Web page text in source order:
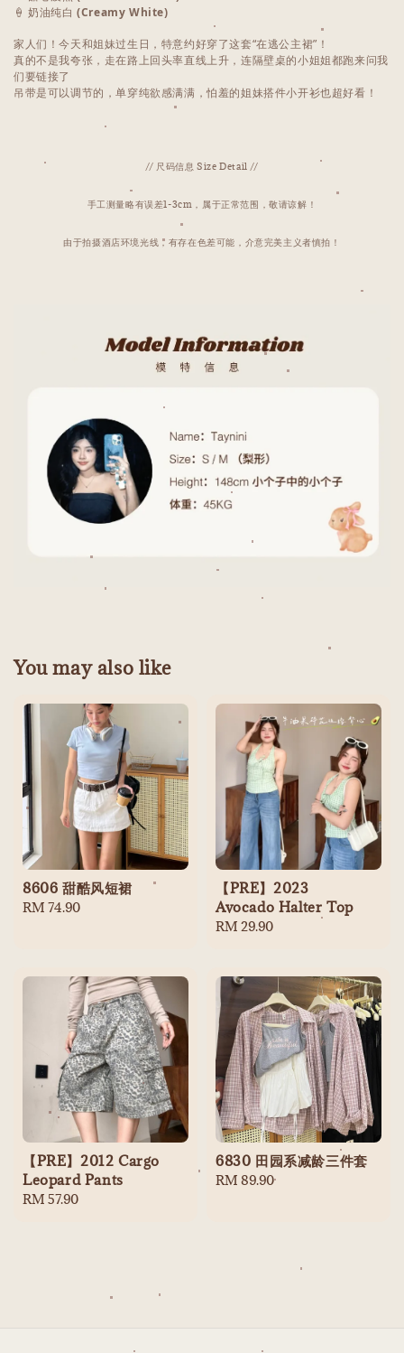
🍦 奶油纯白 (Creamy White)
家人们！今天和姐妹过生日，特意约好穿了这套“在逃公主裙”！
真的不是我夸张，走在路上回头率直线上升，连隔壁桌的小姐姐都跑来问我
们要链接了
吊带是可以调节的，单穿纯欲感满满，怕羞的姐妹搭件小开衫也超好看！
// 尺码信息 Size Detail //
手工测量略有误差1-3cm，属于正常范围，敬请谅解！
由于拍摄酒店环境光线，有存在色差可能，介意完美主义者慎拍！
You may also like
8606 甜酷风短裙
Regular
RM 74.90
【PRE】2023
Avocado Halter Top
Regular
RM 29.90
【PRE】2012 Cargo
Leopard Pants
Regular
RM 57.90
6830 田园系减龄三件套
Regular
RM 89.90